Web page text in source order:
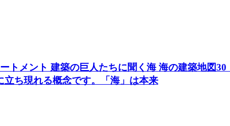
トメント 建築の巨人たちに聞く海 海の建築地
立ち現れる概念です。「海」は本来